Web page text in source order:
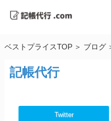
ベストプライスTOP ブログ
記帳代行
Twitter